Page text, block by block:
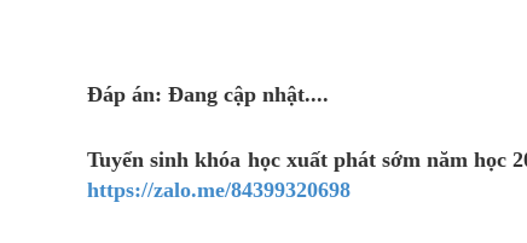
Đáp án: Đang cập nhật....
Tuyển sinh khóa học xuất phát sớm năm học
https://zalo.me/84399320698